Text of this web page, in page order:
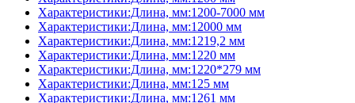
Характеристики:Длина, мм:1200-7000 мм
Характеристики:Длина, мм:12000 мм
Характеристики:Длина, мм:1219,2 мм
Характеристики:Длина, мм:1220 мм
Характеристики:Длина, мм:1220*279 мм
Характеристики:Длина, мм:125 мм
Характеристики:Длина, мм:1261 мм